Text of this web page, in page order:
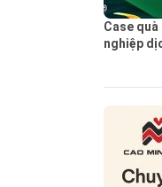
Case
nghiệp